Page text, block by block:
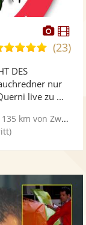
4,9
Sternen
(23)
DES
nur
live zu ...
135 km von Zweibrücken